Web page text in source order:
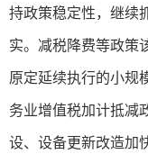
持政策稳定性，继续
实。减税降费等政策
原定延续执行的小规
务业增值税加计抵减
设、设备更新改造加